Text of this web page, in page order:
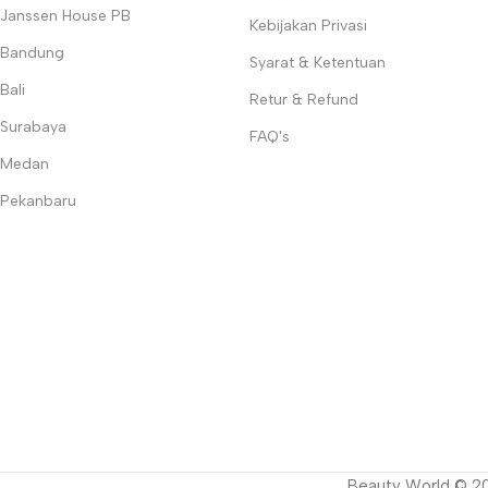
✅
Keamanan Terjamin
– Selalu menghadirkan teknologi terbaru
Temukan semua kebutuhan kecantikan profesional Anda hanya di
Janssen House PB
Bandung
Bali
Surabaya
Medan
Pekanbaru
Kebijakan Privasi
Syarat & Ketentuan
Retur & Refund
FAQ's